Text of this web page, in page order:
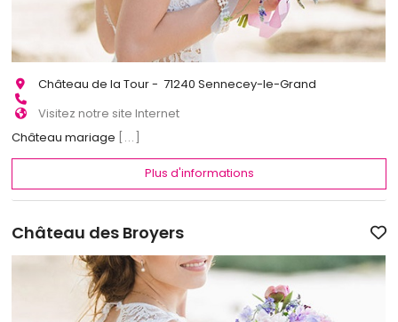
Château de la Tour - 71240 Sennecey-le-Grand
Visitez notre site Internet
Château mariage [...]
Plus d'informations
Château des Broyers